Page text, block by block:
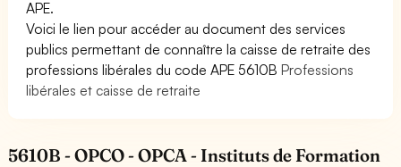
APE.
Voici le lien pour accéder au document des services
publics permettant de connaître la caisse de retraite des
professions libérales du code APE 5610BProfessions
libérales et caisse de retraite
5610B - OPCO - OPCA - Instituts de Formation